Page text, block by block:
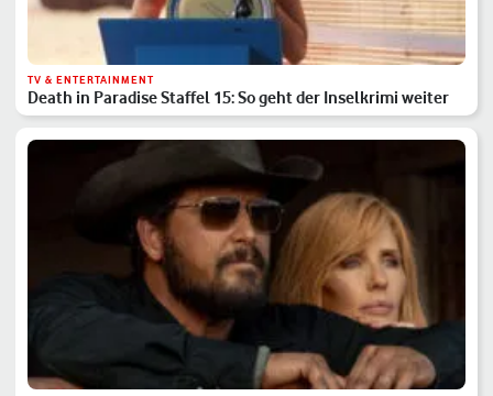
TV & ENTERTAINMENT
Death in Paradise Staffel 15: So geht der Inselkrimi weiter